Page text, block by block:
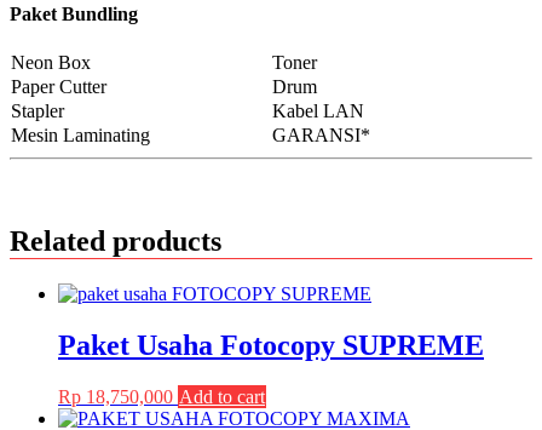
Paket Bundling
Neon Box
Toner
Paper Cutter
Drum
Stapler
Kabel LAN
Mesin Laminating
GARANSI*
Related products
Paket Usaha Fotocopy SUPREME
Rp 18,750,000 Add to cart